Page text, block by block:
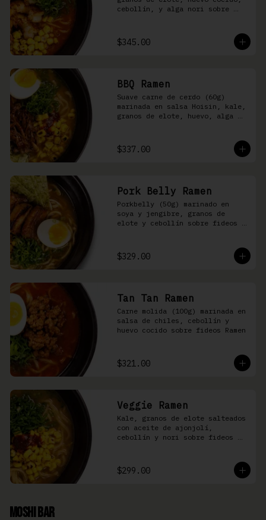
cebollín, y alga nori sobre
$345.00
BBQ Ramen
Suave carne de cerdo (60g)
marinada en salsa Hoisin, kale,
granos de elote, huevo, alga
cerdo
$337.00
Pork Belly Ramen
Porkbelly (50g) marinado en
soya y jengibre, granos de
elote y cebollín sobre fideos
$329.00
Tan Tan Ramen
Carne molida (100g) marinada en
salsa de chiles, cebollín y
huevo cocido sobre fideos Ramen
$321.00
Veggie Ramen
Kale, granos de elote salteados
con aceite de ajonjolí,
cebollín y nori sobre fideos
$299.00
Moshi Bar